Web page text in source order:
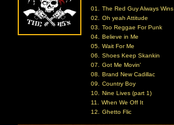
01.
The Red Guy Always Wins
02.
Oh yeah Attitude
03.
Too Reggae For Punk
04.
Believe in Me
05.
Wait For Me
06.
Shoes Keep Skankin
07.
Got Me Movin'
08.
Brand New Cadillac
09.
Country Boy
10.
Nine Lives (part 1)
11.
When We Off It
12.
Ghetto Flic